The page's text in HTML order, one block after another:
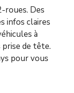
Des
infos claires
à
prise de tête.
pour vous